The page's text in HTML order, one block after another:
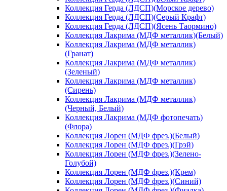
Коллекция Герда (ЛДСП)(Морское дерево)
Коллекция Герда (ЛДСП)(Серый Крафт)
Коллекция Герда (ЛДСП)(Ясень Таормино)
Коллекция Лакрима (МДФ металлик)(Белый)
Коллекция Лакрима (МДФ металлик)
(Гранат)
Коллекция Лакрима (МДФ металлик)
(Зеленый)
Коллекция Лакрима (МДФ металлик)
(Сирень)
Коллекция Лакрима (МДФ металлик)
(Черный, Белый)
Коллекция Лакрима (МДФ фотопечать)
(Флора)
Коллекция Лорен (МДФ фрез.)(Белый)
Коллекция Лорен (МДФ фрез.)(Грэй)
Коллекция Лорен (МДФ фрез.)(Зелено-
Голубой)
Коллекция Лорен (МДФ фрез.)(Крем)
Коллекция Лорен (МДФ фрез.)(Синий)